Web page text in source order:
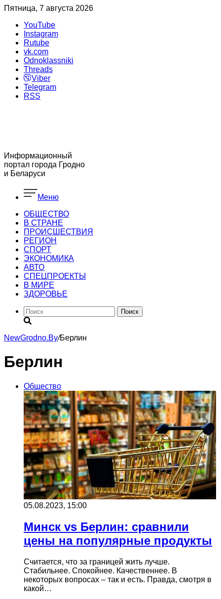
Пятница, 7 августа 2026
YouTube
Instagram
Rutube
vk.com
Odnoklassniki
Threads
Viber
Telegram
RSS
Информационный
портал города Гродно
и Беларуси
Меню
ОБЩЕСТВО
В СТРАНЕ
ПРОИСШЕСТВИЯ
РЕГИОН
CПОРТ
ЭКОНОМИКА
АВТО
СПЕЦПРОЕКТЫ
В МИРЕ
ЗДОРОВЬЕ
Поиск
NewGrodno.By/Берлин
Берлин
Общество
05.08.2023, 15:00
Минск vs Берлин: сравнили
цены на популярные продукты
Считается, что за границей жить лучше.
Стабильнее. Спокойнее. Качественнее. В
некоторых вопросах – так и есть. Правда, смотря в
какой…